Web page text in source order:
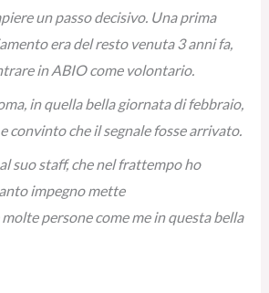
un passo decisivo. Una prima
era del resto venuta 3 anni fa,
in ABIO come volontario.
in quella bella giornata di febbraio,
convinto che il segnale fosse arrivato.
suo staff, che nel frattempo ho
impegno mette
molte persone come me in questa bella